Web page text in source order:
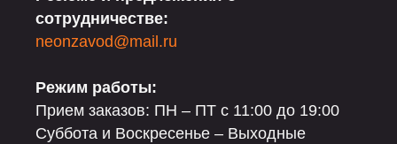
сотрудничестве:
neonzavod@mail.ru
Режим работы:
Прием заказов: ПН – ПТ с 11:00 до 19:00
Суббота и Воскресенье – Выходные